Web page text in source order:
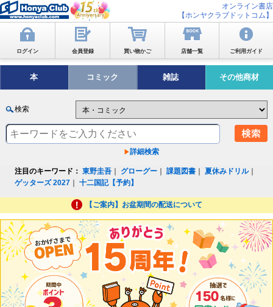
オンライン書店
【ホンヤクラブドットコム】
ログイン 会員登録 買い物かご 店舗一覧 ご利用ガイド
本 コミック 雑誌 その他商材
検索
詳細検索
注目のキーワード： 東野圭吾 グローグー ｜課題図書 ｜夏休みドリル｜
ゲッターズ 2027 ｜十二国記【予約】
【ご案内】お盆期間の配送について